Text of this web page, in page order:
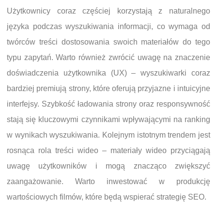
Użytkownicy coraz częściej korzystają z naturalnego
języka podczas wyszukiwania informacji, co wymaga od
twórców treści dostosowania swoich materiałów do tego
typu zapytań. Warto również zwrócić uwagę na znaczenie
doświadczenia użytkownika (UX) – wyszukiwarki coraz
bardziej premiują strony, które oferują przyjazne i intuicyjne
interfejsy. Szybkość ładowania strony oraz responsywność
stają się kluczowymi czynnikami wpływającymi na ranking
w wynikach wyszukiwania. Kolejnym istotnym trendem jest
rosnąca rola treści wideo – materiały wideo przyciągają
uwagę użytkowników i mogą znacząco zwiększyć
zaangażowanie. Warto inwestować w produkcję
wartościowych filmów, które będą wspierać strategię SEO.